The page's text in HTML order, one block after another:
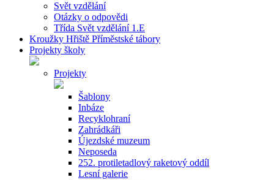
Svět vzdělání
Otázky o odpovědi
Třída Svět vzdělání 1.E
Kroužky Hřiště Příměstské tábory
Projekty školy
Projekty
Šablony
Inbáze
Recyklohraní
Zahrádkáři
Újezdské muzeum
Neposeda
252. protiletadlový raketový oddíl
Lesní galerie